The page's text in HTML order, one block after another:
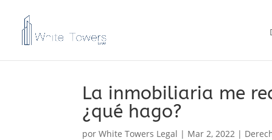
La inmobiliaria me
¿qué hago?
por White Towers Legal | Mar 2, 2022|